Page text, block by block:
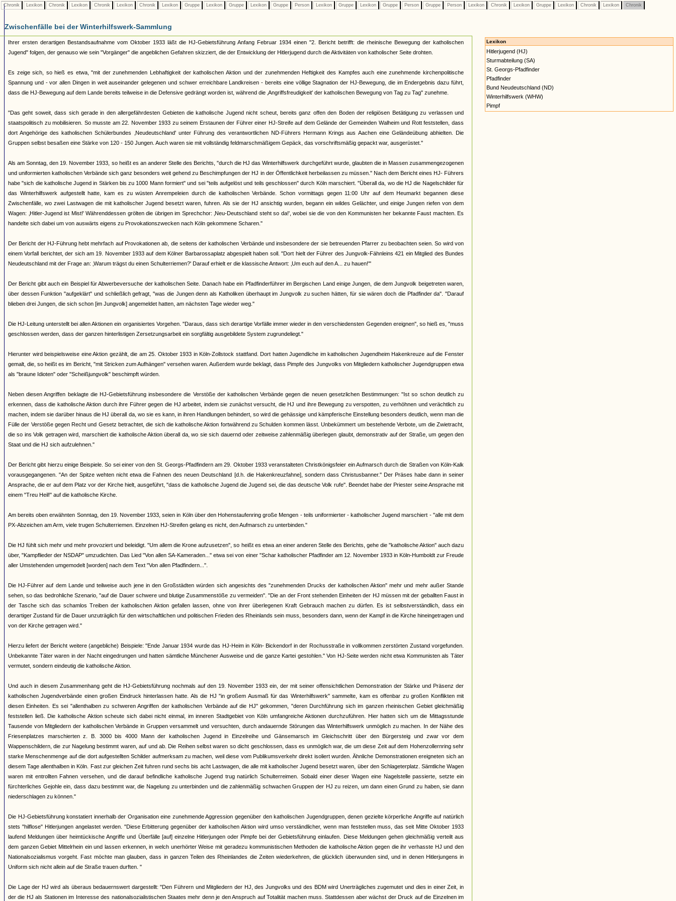
Chronik Lexikon Chronik Lexikon Chronik Lexikon Chronik Lexikon Gruppe Lexikon Gruppe Lexikon Gruppe Person Lexikon Gruppe Lexikon Gruppe Person Gruppe Person Lexikon Chronik Lexikon Gruppe Lexikon Chronik Lexikon Chronik
Zwischenfälle bei der Winterhilfswerk-Sammlung
Ihrer ersten derartigen Bestandsaufnahme vom Oktober 1933 läßt die HJ-Gebietsführung Anfang Februar 1934 einen "2. Bericht betrifft: die rheinische Bewegung der katholischen
Jugend" folgen, der genauso wie sein "Vorgänger" die angeblichen Gefahren skizziert, die der Entwicklung der Hitlerjugend durch die Aktivitäten von katholischer Seite drohten.
Es zeige sich, so hieß es etwa, "mit der zunehmenden Lebhaftigkeit der katholischen Aktion und der zunehmenden Heftigkeit des Kampfes auch eine zunehmende kirchenpolitische
Spannung und - vor allen Dingen in weit auseinander gelegenen und schwer erreichbare Landkreisen - bereits eine völlige Stagnation der HJ-Bewegung, die im Endergebnis dazu führt,
dass die HJ-Bewegung auf dem Lande bereits teilweise in die Defensive gedrängt worden ist, während die ‚Angriffsfreudigkeit' der katholischen Bewegung von Tag zu Tag" zunehme.
"Das geht soweit, dass sich gerade in den allergefährdesten Gebieten die katholische Jugend nicht scheut, bereits ganz offen den Boden der religiösen Betätigung zu verlassen und
staatspolitisch zu mobilisieren. So musste am 22. November 1933 zu seinem Erstaunen der Führer einer HJ-Streife auf dem Gelände der Gemeinden Walheim und Rott feststellen, dass
dort Angehörige des katholischen Schülerbundes ‚Neudeutschland' unter Führung des verantwortlichen ND-Führers Hermann Krings aus Aachen eine Geländeübung abhielten. Die
Gruppen selbst besaßen eine Stärke von 120 - 150 Jungen. Auch waren sie mit vollständig feldmarschmäßigem Gepäck, das vorschriftsmäßig gepackt war, ausgerüstet."
Als am Sonntag, den 19. November 1933, so heißt es an anderer Stelle des Berichts, "durch die HJ das Winterhilfswerk durchgeführt wurde, glaubten die in Massen zusammengezogenen
und uniformierten katholischen Verbände sich ganz besonders weit gehend zu Beschimpfungen der HJ in der Öffentlichkeit herbeilassen zu müssen." Nach dem Bericht eines HJ- Führers
habe "sich die katholische Jugend in Stärken bis zu 1000 Mann formiert" und sei "teils aufgelöst und teils geschlossen" durch Köln marschiert. "Überall da, wo die HJ die Nagelschilder für
das Winterhilfswerk aufgestellt hatte, kam es zu wüsten Anrempeleien durch die katholischen Verbände. Schon vormittags gegen 11:00 Uhr auf dem Heumarkt begannen diese
Zwischenfälle, wo zwei Lastwagen die mit katholischer Jugend besetzt waren, fuhren. Als sie der HJ ansichtig wurden, begann ein wildes Gelächter, und einige Jungen riefen von dem
Wagen: ‚Hitler-Jugend ist Mist!' Währenddessen grölten die übrigen im Sprechchor: ‚Neu-Deutschland steht so da!', wobei sie die von den Kommunisten her bekannte Faust machten. Es
handelte sich dabei um von auswärts eigens zu Provokationszwecken nach Köln gekommene Scharen."
Der Bericht der HJ-Führung hebt mehrfach auf Provokationen ab, die seitens der katholischen Verbände und insbesondere der sie betreuenden Pfarrer zu beobachten seien. So wird von
einem Vorfall berichtet, der sich am 19. November 1933 auf dem Kölner Barbarossaplatz abgespielt haben soll. "Dort hielt der Führer des Jungvolk-Fähnleins 421 ein Mitglied des Bundes
Neudeutschland mit der Frage an: ‚Warum trägst du einen Schulterriemen?' Darauf erhielt er die klassische Antwort: ‚Um euch auf den A... zu hauen!'"
Der Bericht gibt auch ein Beispiel für Abwerbeversuche der katholischen Seite. Danach habe ein Pfadfinderführer im Bergischen Land einige Jungen, die dem Jungvolk beigetreten waren,
über dessen Funktion "aufgeklärt" und schließlich gefragt, "was die Jungen denn als Katholiken überhaupt im Jungvolk zu suchen hätten, für sie wären doch die Pfadfinder da". "Darauf
blieben drei Jungen, die sich schon [im Jungvolk] angemeldet hatten, am nächsten Tage wieder weg."
Die HJ-Leitung unterstellt bei allen Aktionen ein organisiertes Vorgehen. "Daraus, dass sich derartige Vorfälle immer wieder in den verschiedensten Gegenden ereignen", so hieß es, "muss
geschlossen werden, dass der ganzen hinterlistigen Zersetzungsarbeit ein sorgfältig ausgebildete System zugrundeliegt."
Hierunter wird beispielsweise eine Aktion gezählt, die am 25. Oktober 1933 in Köln-Zollstock stattfand. Dort hatten Jugendliche im katholischen Jugendheim Hakenkreuze auf die Fenster
gemalt, die, so heißt es im Bericht, "mit Stricken zum Aufhängen" versehen waren. Außerdem wurde beklagt, dass Pimpfe des Jungvolks von Mitgliedern katholischer Jugendgruppen etwa
als "braune Idioten" oder "Scheißjungvolk" beschimpft würden.
Neben diesen Angriffen beklagte die HJ-Gebietsführung insbesondere die Verstöße der katholischen Verbände gegen die neuen gesetzlichen Bestimmungen: "Ist so schon deutlich zu
erkennen, dass die katholische Aktion durch ihre Führer gegen die HJ arbeitet, indem sie zunächst versucht, die HJ und ihre Bewegung zu verspotten, zu verhöhnen und verächtlich zu
machen, indem sie darüber hinaus die HJ überall da, wo sie es kann, in ihren Handlungen behindert, so wird die gehässige und kämpferische Einstellung besonders deutlich, wenn man die
Fülle der Verstöße gegen Recht und Gesetz betrachtet, die sich die katholische Aktion fortwährend zu Schulden kommen lässt. Unbekümmert um bestehende Verbote, um die Zwietracht,
die so ins Volk getragen wird, marschiert die katholische Aktion überall da, wo sie sich dauernd oder zeitweise zahlenmäßig überlegen glaubt, demonstrativ auf der Straße, um gegen den
Staat und die HJ sich aufzulehnen."
Der Bericht gibt hierzu einige Beispiele. So sei einer von den St. Georgs-Pfadfindern am 29. Oktober 1933 veranstalteten Christkönigsfeier ein Aufmarsch durch die Straßen von Köln-Kalk
vorausgegangenen. "An der Spitze wehten nicht etwa die Fahnen des neuen Deutschland [d.h. die Hakenkreuzfahne], sondern dass Christusbanner." Der Präses habe dann in seiner
Ansprache, die er auf dem Platz vor der Kirche hielt, ausgeführt, "dass die katholische Jugend die Jugend sei, die das deutsche Volk rufe". Beendet habe der Priester seine Ansprache mit
einem "Treu Heil!" auf die katholische Kirche.
Am bereits oben erwähnten Sonntag, den 19. November 1933, seien in Köln über den Hohenstaufenring große Mengen - teils uniformierter - katholischer Jugend marschiert - "alle mit dem
PX-Abzeichen am Arm, viele trugen Schulterriemen. Einzelnen HJ-Streifen gelang es nicht, den Aufmarsch zu unterbinden."
Die HJ fühlt sich mehr und mehr provoziert und beleidigt. "Um allem die Krone aufzusetzen", so heißt es etwa an einer anderen Stelle des Berichts, gehe die "katholische Aktion" auch dazu
über, "Kampflieder der NSDAP" umzudichten. Das Lied "Von allen SA-Kameraden..." etwa sei von einer "Schar katholischer Pfadfinder am 12. November 1933 in Köln-Humboldt zur Freude
aller Umstehenden umgemodelt [worden] nach dem Text "Von allen Pfadfindern...".
Die HJ-Führer auf dem Lande und teilweise auch jene in den Großstädten würden sich angesichts des "zunehmenden Drucks der katholischen Aktion" mehr und mehr außer Stande
sehen, so das bedrohliche Szenario, "auf die Dauer schwere und blutige Zusammenstöße zu vermeiden". "Die an der Front stehenden Einheiten der HJ müssen mit der geballten Faust in
der Tasche sich das schamlos Treiben der katholischen Aktion gefallen lassen, ohne von ihrer überlegenen Kraft Gebrauch machen zu dürfen. Es ist selbstverständlich, dass ein
derartiger Zustand für die Dauer unzuträglich für den wirtschaftlichen und politischen Frieden des Rheinlands sein muss, besonders dann, wenn der Kampf in die Kirche hineingetragen und
von der Kirche getragen wird."
Hierzu liefert der Bericht weitere (angebliche) Beispiele: "Ende Januar 1934 wurde das HJ-Heim in Köln- Bickendorf in der Rochusstraße in vollkommen zerstörten Zustand vorgefunden.
Unbekannte Täter waren in der Nacht eingedrungen und hatten sämtliche Münchener Ausweise und die ganze Kartei gestohlen." Von HJ-Seite werden nicht etwa Kommunisten als Täter
vermutet, sondern eindeutig die katholische Aktion.
Und auch in diesem Zusammenhang geht die HJ-Gebietsführung nochmals auf den 19. November 1933 ein, der mit seiner offensichtlichen Demonstration der Stärke und Präsenz der
katholischen Jugendverbände einen großen Eindruck hinterlassen hatte. Als die HJ "in großem Ausmaß für das Winterhilfswerk" sammelte, kam es offenbar zu großen Konflikten mit
diesen Einheiten. Es sei "allenthalben zu schweren Angriffen der katholischen Verbände auf die HJ" gekommen, "deren Durchführung sich im ganzen rheinischen Gebiet gleichmäßig
feststellen ließ. Die katholische Aktion scheute sich dabei nicht einmal, im inneren Stadtgebiet von Köln umfangreiche Aktionen durchzuführen. Hier hatten sich um die Mittagsstunde
Tausende von Mitgliedern der katholischen Verbände in Gruppen versammelt und versuchten, durch andauernde Störungen das Winterhilfswerk unmöglich zu machen. In der Nähe des
Friesenplatzes marschierten z. B. 3000 bis 4000 Mann der katholischen Jugend in Einzelreihe und Gänsemarsch im Gleichschritt über den Bürgersteig und zwar vor dem
Wappenschildern, die zur Nagelung bestimmt waren, auf und ab. Die Reihen selbst waren so dicht geschlossen, dass es unmöglich war, die um diese Zeit auf dem Hohenzollernring sehr
starke Menschenmenge auf die dort aufgestellten Schilder aufmerksam zu machen, weil diese vom Publikumsverkehr direkt isoliert wurden. Ähnliche Demonstrationen ereigneten sich an
diesem Tage allenthalben in Köln. Fast zur gleichen Zeit fuhren rund sechs bis acht Lastwagen, die alle mit katholischer Jugend besetzt waren, über den Schlageterplatz. Sämtliche Wagen
waren mit entrollten Fahnen versehen, und die darauf befindliche katholische Jugend trug natürlich Schulterreimen. Sobald einer dieser Wagen eine Nagelstelle passierte, setzte ein
fürchterliches Gejohle ein, dass dazu bestimmt war, die Nagelung zu unterbinden und die zahlenmäßig schwachen Gruppen der HJ zu reizen, um dann einen Grund zu haben, sie dann
niederschlagen zu können."
Die HJ-Gebietsführung konstatiert innerhalb der Organisation eine zunehmende Aggression gegenüber den katholischen Jugendgruppen, denen gezielte körperliche Angriffe auf natürlich
stets "hilflose" Hitlerjungen angelastet werden. "Diese Erbitterung gegenüber der katholischen Aktion wird umso verständlicher, wenn man feststellen muss, das seit Mitte Oktober 1933
laufend Meldungen über heimtückische Angriffe und Überfälle [auf] einzelne Hitlerjungen oder Pimpfe bei der Gebietsführung einlaufen. Diese Meldungen gehen gleichmäßig verteilt aus
dem ganzen Gebiet Mittelrhein ein und lassen erkennen, in welch unerhörter Weise mit geradezu kommunistischen Methoden die katholische Aktion gegen die ihr verhasste HJ und den
Nationalsozialismus vorgeht. Fast möchte man glauben, dass in ganzen Teilen des Rheinlandes die Zeiten wiederkehren, die glücklich überwunden sind, und in denen Hitlerjungens in
Uniform sich nicht allein auf die Straße trauen durften. "
Die Lage der HJ wird als überaus bedauernswert dargestellt: "Den Führern und Mitgliedern der HJ, des Jungvolks und des BDM wird Unerträgliches zugemutet und dies in einer Zeit, in
der die HJ als Stationen im Interesse des nationalsozialistischen Staates mehr denn je den Anspruch auf Totalität machen muss. Stattdessen aber wächst der Druck auf die Einzelnen im
Lexikon
Hitlerjugend (HJ)
Sturmabteilung (SA)
St. Georgs-Pfadfinder
Pfadfinder
Bund Neudeutschland (ND)
Winterhilfswerk (WHW)
Pimpf